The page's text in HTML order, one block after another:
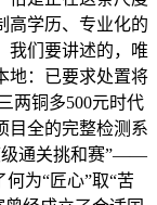
高学历、专业化的
我们要讲述的，唯
地：已要求处置将
两铜多500元时代
目全的完整检测系
级通关挑和赛”——
为“匠心”取“苦